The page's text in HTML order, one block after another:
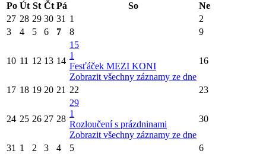
Po Út St Čt Pá So
Ne
27 28 29 30 31 1
2
3
4 5 6 7 8 9
10 11 12 13 14
15
1
Fesťáček MEZI KONI
Zobrazit všechny záznamy ze dne
16
17 18 19 20 21 22 23
24 25 26 27 28
29
1
Rozloučení s prázdninami
Zobrazit všechny záznamy ze dne
30
31 1 2 3 4 5 6